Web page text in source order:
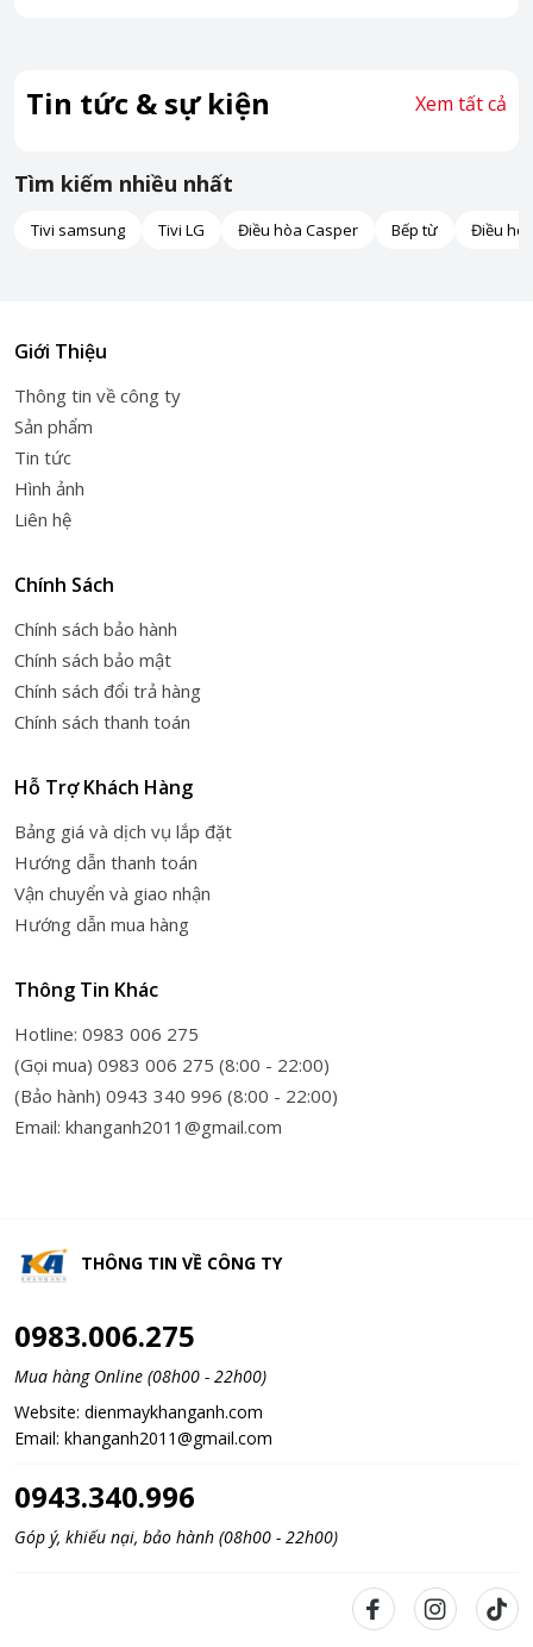
Tin tức & sự kiện Xem tất cả
Tìm kiếm nhiều nhất
Tivi samsung Tivi LG Điều hòa Casper Bếp từ Điều
Giới Thiệu
Thông tin về công ty
Sản phẩm
Tin tức
Hình ảnh
Liên hệ
Chính Sách
Chính sách bảo hành
Chính sách bảo mật
Chính sách đổi trả hàng
Chính sách thanh toán
Hỗ Trợ Khách Hàng
Bảng giá và dịch vụ lắp đặt
Hướng dẫn thanh toán
Vận chuyển và giao nhận
Hướng dẫn mua hàng
Thông Tin Khác
Hotline: 0983 006 275
(Gọi mua) 0983 006 275 (8:00 - 22:00)
(Bảo hành) 0943 340 996 (8:00 - 22:00)
Email: khanganh2011@gmail.com
THÔNG TIN VỀ CÔNG TY
0983.006.275
Mua hàng Online (08h00 - 22h00)
Website: dienmaykhanganh.com
Email: khanganh2011@gmail.com
0943.340.996
Góp ý, khiếu nại, bảo hành (08h00 - 22h00)